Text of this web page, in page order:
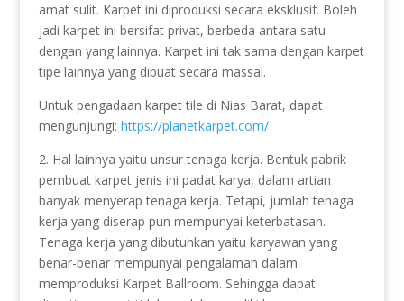
amat sulit. Karpet ini diproduksi secara eksklusif. Boleh
jadi karpet ini bersifat privat, berbeda antara satu
dengan yang lainnya. Karpet ini tak sama dengan karpet
tipe lainnya yang dibuat secara massal.
Untuk pengadaan karpet tile di Nias Barat, dapat
mengunjungi: https://planetkarpet.com/
2. Hal lainnya yaitu unsur tenaga kerja. Bentuk pabrik
pembuat karpet jenis ini padat karya, dalam artian
banyak menyerap tenaga kerja. Tetapi, jumlah tenaga
kerja yang diserap pun mempunyai keterbatasan.
Tenaga kerja yang dibutuhkan yaitu karyawan yang
benar-benar mempunyai pengalaman dalam
memproduksi Karpet Ballroom. Sehingga dapat